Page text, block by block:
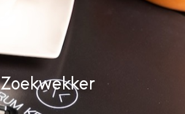
Zoekwekker